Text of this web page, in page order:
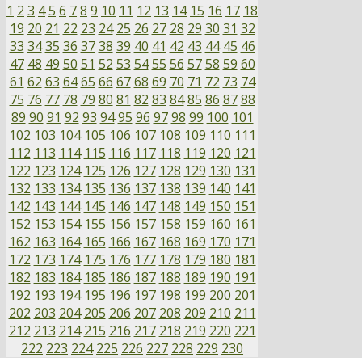
1 2 3 45 6 78 9 10 11 12 13 14 15 16 17 18
19 20 21 22 23 24 25 26 27 28 29 30 31 32
33 34 35 36 37 38 39 40 41 42 43 44 45 46
47 48 49 50 51 52 53 54 55 56 57 58 59 60
61 62 63 64 65 66 67 68 69 70 71 72 73 74
75 76 77 78 79 80 81 82 83 84 85 86 87 88
89 90 91 92 93 94 95 96 97 98 99 100 101
102 103 104 105 106 107 108 109 110 111
112 113 114 115 116 117 118 119 120 121
122 123 124 125 126 127 128 129 130 131
132 133 134 135 136 137 138 139 140 141
142 143 144 145 146 147 148 149 150 151
152 153 154 155 156 157 158 159 160 161
162 163 164 165 166 167 168 169 170 171
172 173 174 175 176 177 178 179 180 181
182 183 184 185 186 187 188 189 190 191
192 193 194 195 196 197 198 199 200 201
202 203 204 205 206 207 208 209 210 211
212 213 214 215 216 217 218 219 220 221
222 223 224 225 226 227 228 229 230